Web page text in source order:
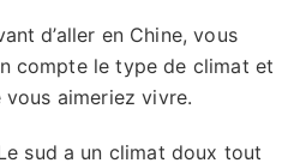
d’aller en Chine, vous
compte le type de climat et
aimeriez vivre.
sud a un climat doux tout